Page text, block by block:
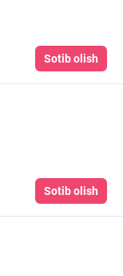
Sotib olish
Sotib olish